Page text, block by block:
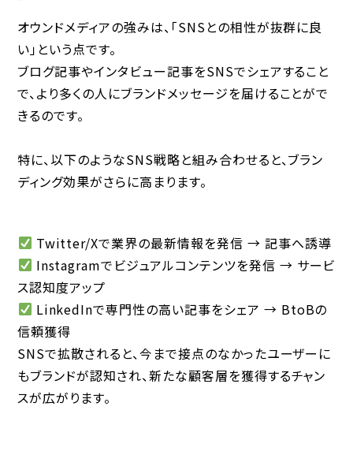
オウンドメディアの強みは、「SNSとの相性が抜群に良
い」という点です。
ブログ記事やインタビュー記事をSNSでシェアすること
で、 より多くの人にブランドメッセージを届けることがで
きるのです。
特に、以下のようなSNS戦略と組み合わせると、ブラン
ディング効果がさらに高まります。
Twitter/Xで業界の最新情報を発信 → 記事へ誘導
Instagramでビジュアルコンテンツを発信 → サービ
ス認知度アップ
LinkedInで専門性の高い記事をシェア → BtoBの
信頼獲得
SNSで拡散されると、今まで接点のなかったユーザーに
もブランドが認知され、新たな顧客層を獲得するチャン
スが広がります。